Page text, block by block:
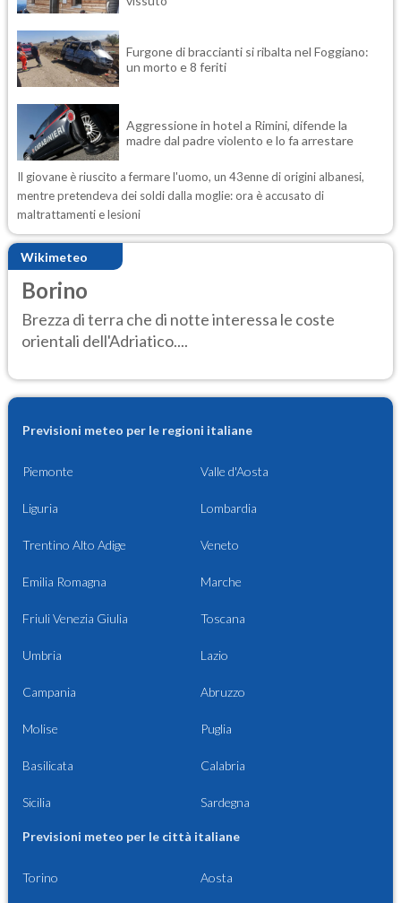
Furgone di braccianti si ribalta nel Foggiano:
un morto e 8 feriti
Aggressione in hotel a Rimini, difende la
madre dal padre violento e lo fa arrestare
Il giovane è riuscito a fermare l'uomo, un 43enne di origini albanesi,
mentre pretendeva dei soldi dalla moglie: ora è accusato di
maltrattamenti e lesioni
Wikimeteo
Borino
Brezza di terra che di notte interessa le coste
orientali dell'Adriatico....
Previsioni meteo per le regioni italiane
Piemonte Valle d'Aosta
Liguria Lombardia
Trentino Alto Adige Veneto
Emilia Romagna Marche
Friuli Venezia Giulia Toscana
Umbria Lazio
Campania Abruzzo
Molise Puglia
Basilicata Calabria
Sicilia Sardegna
Previsioni meteo per le città italiane
Torino Aosta